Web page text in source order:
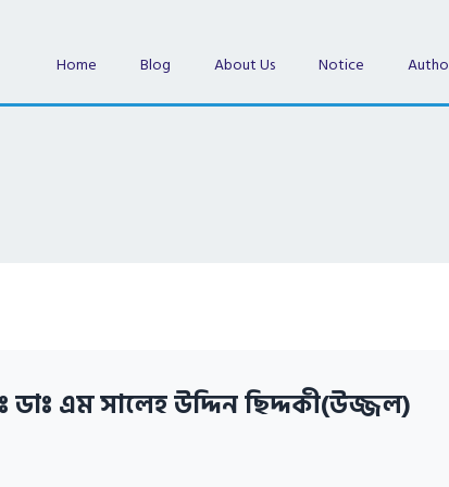
Home Blog About Us Notice
ডাঃ এম সালেহ উদ্দিন ছিদ্দকী(উজ্জল)